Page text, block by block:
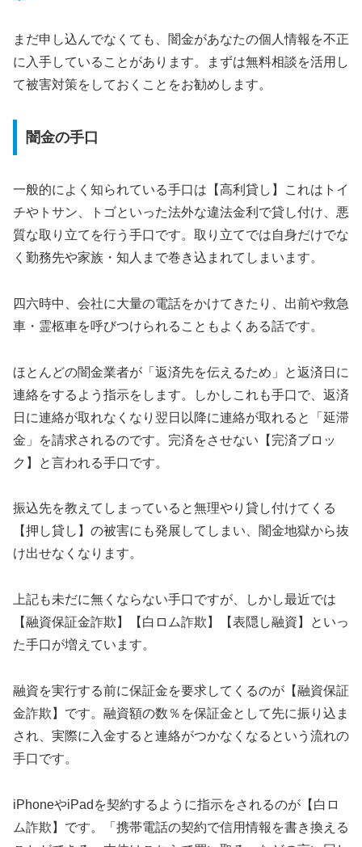
まだ申し込んでなくても、闇金があなたの個人情報を不正
に入手していることがあります。まずは無料相談を活用し
て被害対策をしておくことをお勧めします。
闇金の手口
一般的によく知られている手口は【高利貸し】これはトイ
チやトサン、トゴといった法外な違法金利で貸し付け、悪
質な取り立てを行う手口です。取り立てでは自身だけでな
く勤務先や家族・知人まで巻き込まれてしまいます。
四六時中、会社に大量の電話をかけてきたり、出前や救急
車・霊柩車を呼びつけられることもよくある話です。
ほとんどの闇金業者が「返済先を伝えるため」と返済日に
連絡をするよう指示をします。しかしこれも手口で、返済
日に連絡が取れなくなり翌日以降に連絡が取れると「延滞
金」を請求されるのです。完済をさせない【完済ブロッ
ク】と言われる手口です。
振込先を教えてしまっていると無理やり貸し付けてくる
【押し貸し】の被害にも発展してしまい、闇金地獄から抜
け出せなくなります。
上記も未だに無くならない手口ですが、しかし最近では
【融資保証金詐欺】【白ロム詐欺】【表隠し融資】といっ
た手口が増えています。
融資を実行する前に保証金を要求してくるのが【融資保証
金詐欺】です。融資額の数％を保証金として先に振り込ま
され、実際に入金すると連絡がつかなくなるという流れの
手口です。
iPhoneやiPadを契約するように指示をされるのが【白ロ
ム詐欺】です。「携帯電話の契約で信用情報を書き換える